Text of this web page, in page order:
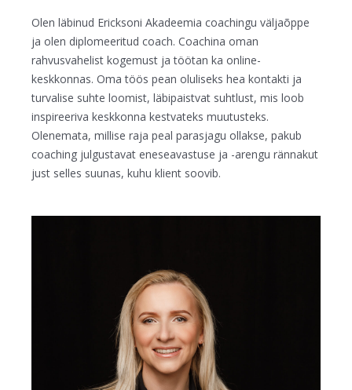
Olen läbinud Ericksoni Akadeemia coachingu väljaõppe
ja olen diplomeeritud coach. Coachina oman
rahvusvahelist kogemust ja töötan ka online-
keskkonnas. Oma töös pean oluliseks hea kontakti ja
turvalise suhte loomist, läbipaistvat suhtlust, mis loob
inspireeriva keskkonna kestvateks muutusteks.
Olenemata, millise raja peal parasjagu ollakse, pakub
coaching julgustavat eneseavastuse ja -arengu rännakut
just selles suunas, kuhu klient soovib.